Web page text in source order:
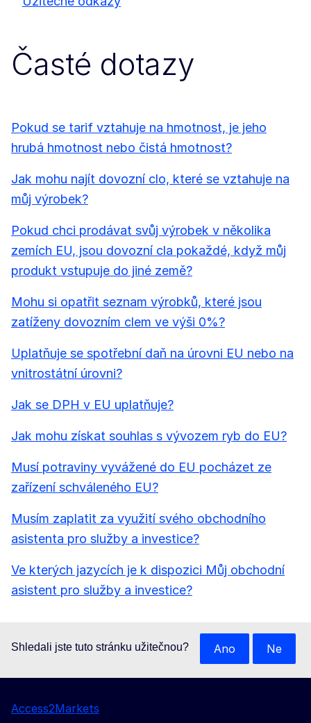
Časté dotazy
Pokud se tarif vztahuje na hmotnost, je jeho
hrubá hmotnost nebo čistá hmotnost?
Jak mohu najít dovozní clo, které se vztahuje na
můj výrobek?
Pokud chci prodávat svůj výrobek v několika
zemích EU, jsou dovozní cla pokaždé, když můj
produkt vstupuje do jiné země?
Mohu si opatřit seznam výrobků, které jsou
zatíženy dovozním clem ve výši 0%?
Uplatňuje se spotřební daň na úrovni EU nebo na
vnitrostátní úrovni?
Jak se DPH v EU uplatňuje?
Jak mohu získat souhlas s vývozem ryb do EU?
Musí potraviny vyvážené do EU pocházet ze
zařízení schváleného EU?
Musím zaplatit za využití svého obchodního
asistenta pro služby a investice?
Ve kterých jazycích je k dispozici Můj obchodní
asistent pro služby a investice?
Shledali jste tuto stránku užitečnou? Ano Ne
Access2Markets